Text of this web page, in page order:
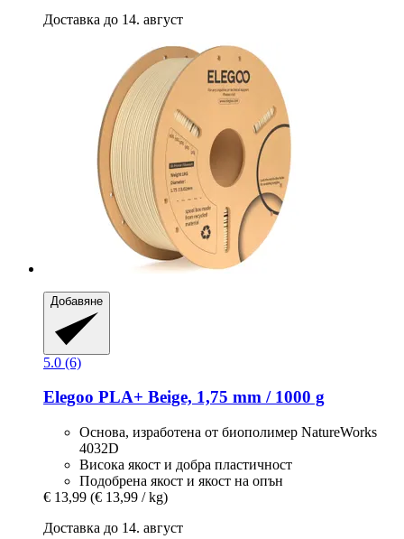
Доставка до 14. август
Добавяне
5.0 (6)
Elegoo PLA+ Beige, 1,75 mm / 1000 g
Основа, изработена от биополимер NatureWorks
4032D
Висока якост и добра пластичност
Подобрена якост и якост на опън
€ 13,99 (€ 13,99 / kg)
Доставка до 14. август